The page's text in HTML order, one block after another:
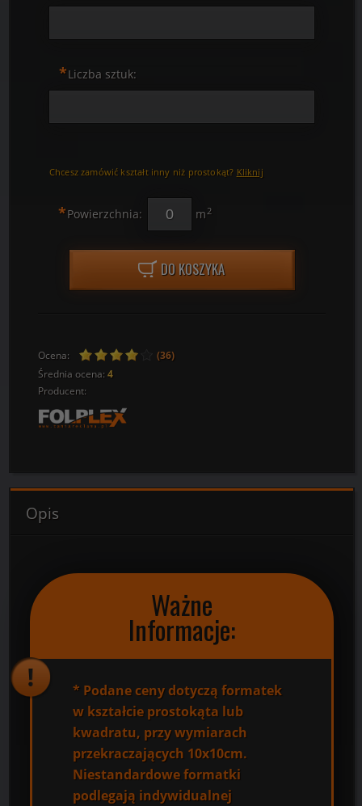
*Liczba sztuk:
Chcesz zamówić kształt inny niż prostokąt? Kliknij
*Powierzchnia: m2
DO KOSZYKA
Ocena:
(36)
Średnia ocena: 4
Producent:
Opis
Ważne
Informacje:
* Podane ceny dotyczą formatek
w kształcie prostokąta lub
kwadratu, przy wymiarach
przekraczających 10x10cm.
Niestandardowe formatki
podlegają indywidualnej